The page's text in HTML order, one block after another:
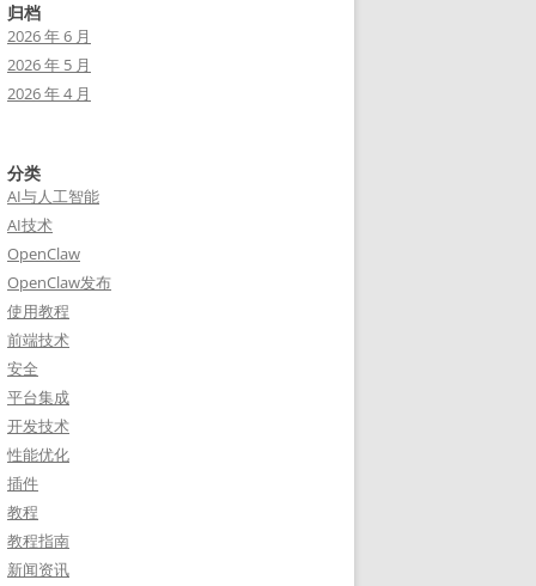
归档
2026 年 6 月
2026 年 5 月
2026 年 4 月
分类
AI与人工智能
AI技术
OpenClaw
OpenClaw发布
使用教程
前端技术
安全
平台集成
开发技术
性能优化
插件
教程
教程指南
新闻资讯